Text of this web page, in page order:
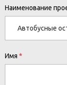
Наименование
Имя